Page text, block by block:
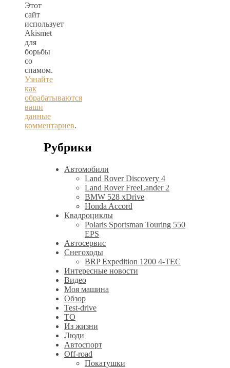
Этот
сайт
использует
Akismet
для
борьбы
со
спамом.
Узнайте
как
обрабатываются
ваши
данные
комментариев.
Рубрики
Автомобили
Land Rover Discovery 4
Land Rover FreeLander 2
BMW 528 xDrive
Honda Accord
Квадроциклы
Polaris Sportsman Touring 550
EPS
Автосервис
Снегоходы
BRP Expedition 1200 4-TEC
Интересные новости
Видео
Моя машина
Обзор
Test-drive
ТО
Из жизни
Люди
Автоспорт
Off-road
Покатушки